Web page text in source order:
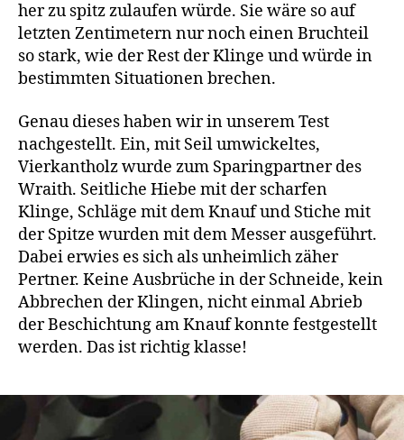
her zu spitz zulaufen würde. Sie wäre so auf
letzten Zentimetern nur noch einen Bruchteil
so stark, wie der Rest der Klinge und würde in
bestimmten Situationen brechen.
Genau dieses haben wir in unserem Test
nachgestellt. Ein, mit Seil umwickeltes,
Vierkantholz wurde zum Sparingpartner des
Wraith. Seitliche Hiebe mit der scharfen
Klinge, Schläge mit dem Knauf und Stiche mit
der Spitze wurden mit dem Messer ausgeführt.
Dabei erwies es sich als unheimlich zäher
Pertner. Keine Ausbrüche in der Schneide, kein
Abbrechen der Klingen, nicht einmal Abrieb
der Beschichtung am Knauf konnte festgestellt
werden. Das ist richtig klasse!